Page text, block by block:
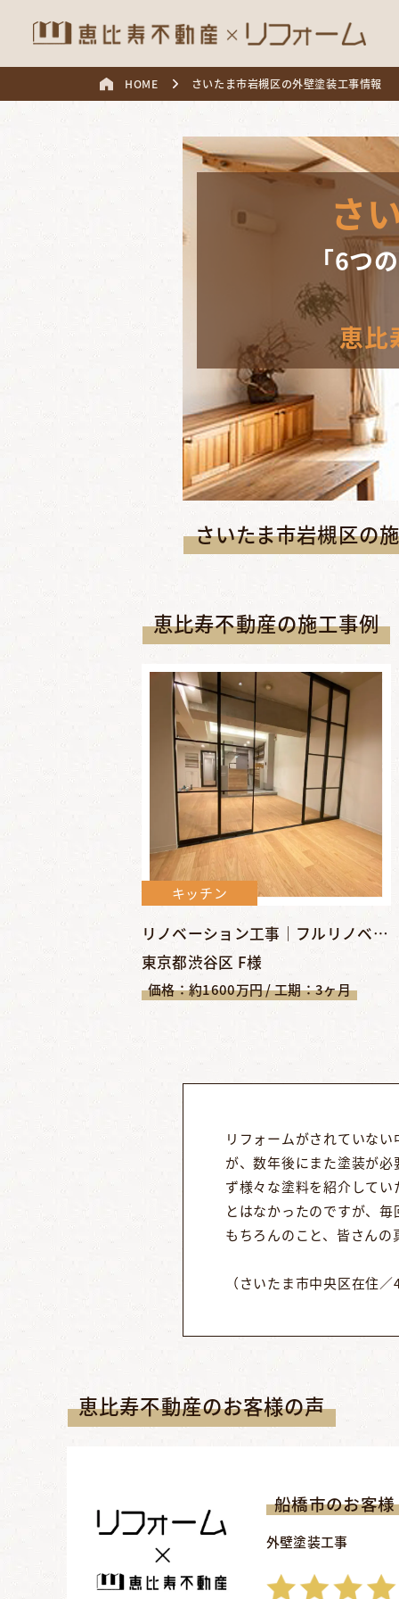
HOME さいたま市岩槻区の外壁塗装工事情報
さ
「6つ
恵比
さいたま市岩槻区の
恵比寿不動産の施工事例
キッチン
リノベーション工事｜フルリノベーションでシンプル＆クールな空...
東京都渋谷区 F様
価格：約1600万円 / 工期：3ヶ月
リフォームがされていな
が、数年後にまた塗装が
ず様々な塗料を紹介して
とはなかったのですが、
もちろんのこと、皆さん
（さいたま市中央区在住
恵比寿不動産のお客様の声
船橋市のお客様
外壁塗装工事